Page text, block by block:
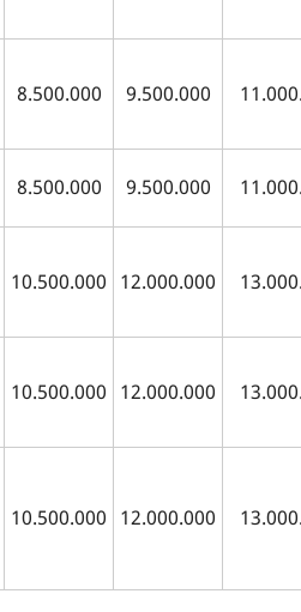
8.500.000 9.500.000
8.500.000 9.500.000
10.500.000 12.000.000
10.500.000 12.000.000
10.500.000 12.000.000